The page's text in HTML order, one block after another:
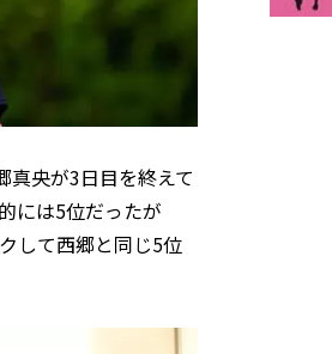
真央が3日目を終えて
には5位だったが
して西郷と同じ5位